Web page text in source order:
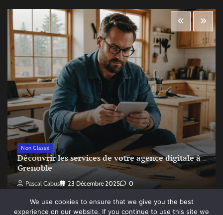
Non Classé
Découvrir les services de votre agence digitale à
Grenoble
Pascal Cabus 23 Décembre 2025 0
We use cookies to ensure that we give you the best
experience on our website. If you continue to use this site we